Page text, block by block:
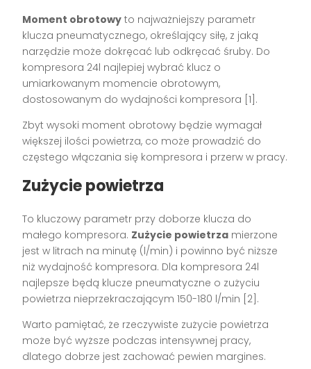
Moment obrotowy to najważniejszy parametr
klucza pneumatycznego, określający siłę, z jaką
narzędzie może dokręcać lub odkręcać śruby. Do
kompresora 24l najlepiej wybrać klucz o
umiarkowanym momencie obrotowym,
dostosowanym do wydajności kompresora [1].
Zbyt wysoki moment obrotowy będzie wymagał
większej ilości powietrza, co może prowadzić do
częstego włączania się kompresora i przerw w pracy.
Zużycie powietrza
To kluczowy parametr przy doborze klucza do
małego kompresora. Zużycie powietrza mierzone
jest w litrach na minutę (l/min) i powinno być niższe
niż wydajność kompresora. Dla kompresora 24l
najlepsze będą klucze pneumatyczne o zużyciu
powietrza nieprzekraczającym 150-180 l/min [2].
Warto pamiętać, że rzeczywiste zużycie powietrza
może być wyższe podczas intensywnej pracy,
dlatego dobrze jest zachować pewien margines.